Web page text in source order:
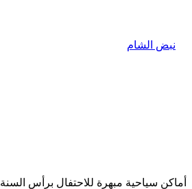
أماكن سياحية مبهرة للاحتفال برأس السنة